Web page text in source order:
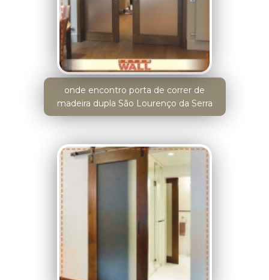
onde encontro porta de correr de
madeira dupla São Lourenço da Serra